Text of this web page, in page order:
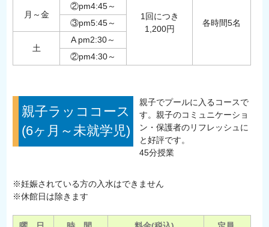
1回につき
1,200円
各時間5名
月～金
②pm4:45～
③pm5:45～
土
A pm2:30～
②pm4:30～
親子ラッココース
(6ヶ月～未就学児)
親子でプールに入るコースで
す。親子のコミュニケーショ
ン・保護者のリフレッシュに
と好評です。
45分授業
※妊娠されている方の入水はできません
※休館日は除きます